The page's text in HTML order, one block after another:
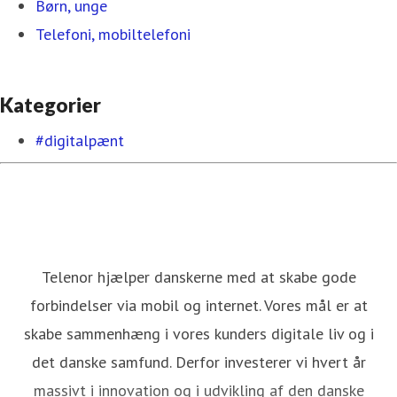
Børn, unge
Telefoni, mobiltelefoni
Kategorier
#digitalpænt
Telenor hjælper danskerne med at skabe gode
forbindelser via mobil og internet. Vores mål er at
skabe sammenhæng i vores kunders digitale liv og i
det danske samfund. Derfor investerer vi hvert år
massivt i innovation og i udvikling af den danske